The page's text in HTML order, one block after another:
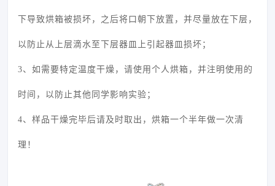
下导致烘箱被损坏，之后将口朝下放置，并尽量放在下层，
以防止从上层滴水至下层器皿上引起器皿损坏；
3、如需要特定温度干燥，请使用个人烘箱，并注明使用的
时间，以防止其他同学影响实验；
4、样品干燥完毕后请及时取出，烘箱一个半年做一次清
理！